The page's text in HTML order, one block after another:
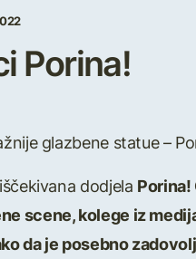
Porina!
glazbene statue –
dodjela
scene, kolege iz
da je posebno